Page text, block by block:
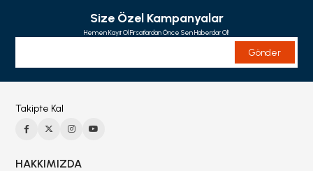
Size Özel Kampanyalar
Hemen Kayıt Ol Fırsatlardan Önce Sen Haberdar Ol!
Gönder
Takipte Kal
HAKKIMIZDA